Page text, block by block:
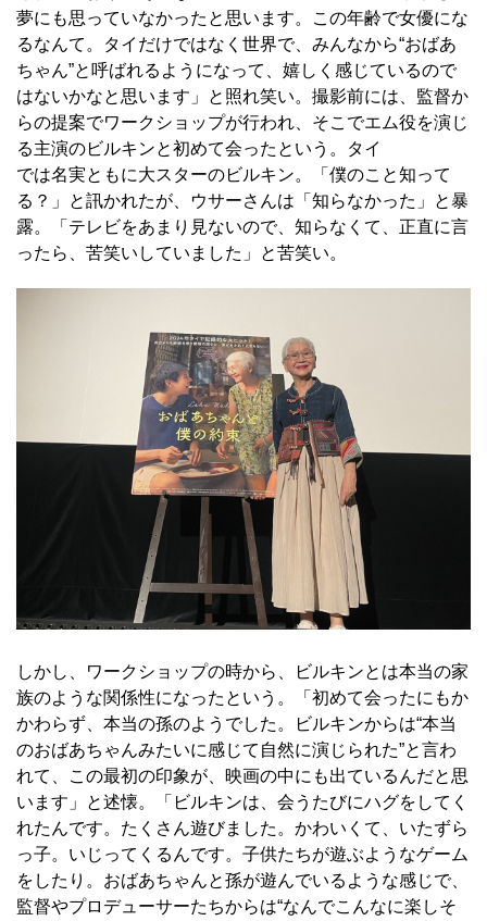
夢にも思っていなかったと思います。この年齢で女優にな
るなんて。タイだけではなく世界で、みんなから“おばあ
ちゃん”と呼ばれるようになって、嬉しく感じているので
はないかなと思います」と照れ笑い。撮影前には、監督か
らの提案でワークショップが行われ、そこでエム役を演じ
る主演のビルキンと初めて会ったという。タイ
では名実ともに大スターのビルキン。「僕のこと知って
る？」と訊かれたが、ウサーさんは「知らなかった」と暴
露。「テレビをあまり見ないので、知らなくて、正直に言
ったら、苦笑いしていました」と苦笑い。
しかし、ワークショップの時から、ビルキンとは本当の家
族のような関係性になったという。「初めて会ったにもか
かわらず、本当の孫のようでした。ビルキンからは“本当
のおばあちゃんみたいに感じて自然に演じられた”と言わ
れて、この最初の印象が、映画の中にも出ているんだと思
います」と述懐。「ビルキンは、会うたびにハグをしてく
れたんです。たくさん遊びました。かわいくて、いたずら
っ子。いじってくるんです。子供たちが遊ぶようなゲーム
をしたり。おばあちゃんと孫が遊んでいるような感じで、
監督やプロデューサーたちからは“なんでこんなに楽しそ